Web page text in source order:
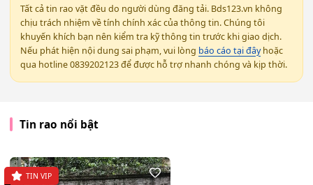
Tất cả tin rao vặt đều do người dùng đăng tải. Bds123.vn không
chịu trách nhiệm về tính chính xác của thông tin. Chúng tôi
khuyến khích bạn nên kiểm tra kỹ thông tin trước khi giao dịch.
Nếu phát hiện nội dung sai phạm, vui lòng báo cáo tại đâyhoặc
qua hotline 0839202123 để được hỗ trợ nhanh chóng và kịp thời.
Tin rao nổi bật
TIN VIP